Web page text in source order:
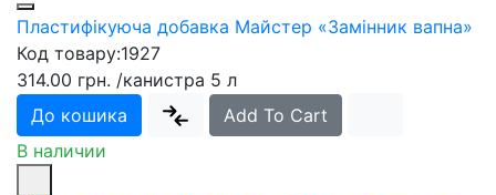
Пластифікуюча добавка Майстер «Замінник вапна»
Код товару:1927
314.00 грн. /канистра 5 л
До кошика
Add To Cart
В наличии